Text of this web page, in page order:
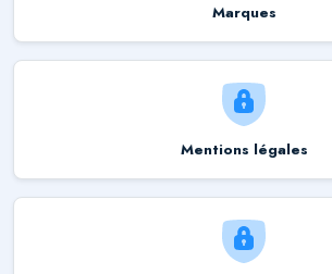
Marques
Mentions légales